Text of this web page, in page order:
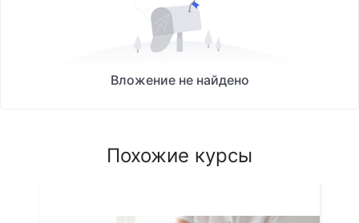
Вложение не найдено
Похожие курсы